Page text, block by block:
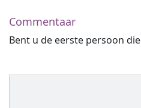
Commentaar
Bent u de eerste persoon